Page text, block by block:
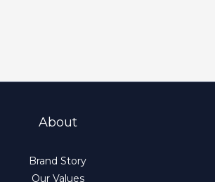
About
Brand Story
Our Values